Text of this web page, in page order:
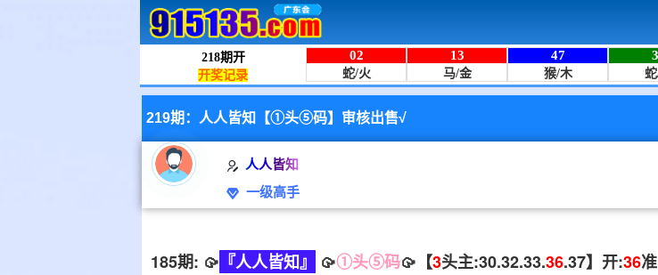
219期：人人皆知【①头⑤码】审核出售√
人人皆知
一级高手
185期: 🥠 『人人皆知』 🥠①头⑤码🥠【3头主:30.32.33.36.37】开:36准